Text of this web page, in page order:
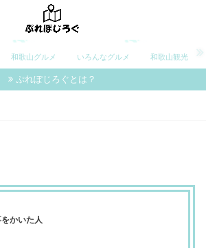
和歌山グルメ いろんなグルメ 和歌山観光
ぷれぽじろぐとは？
かいた人